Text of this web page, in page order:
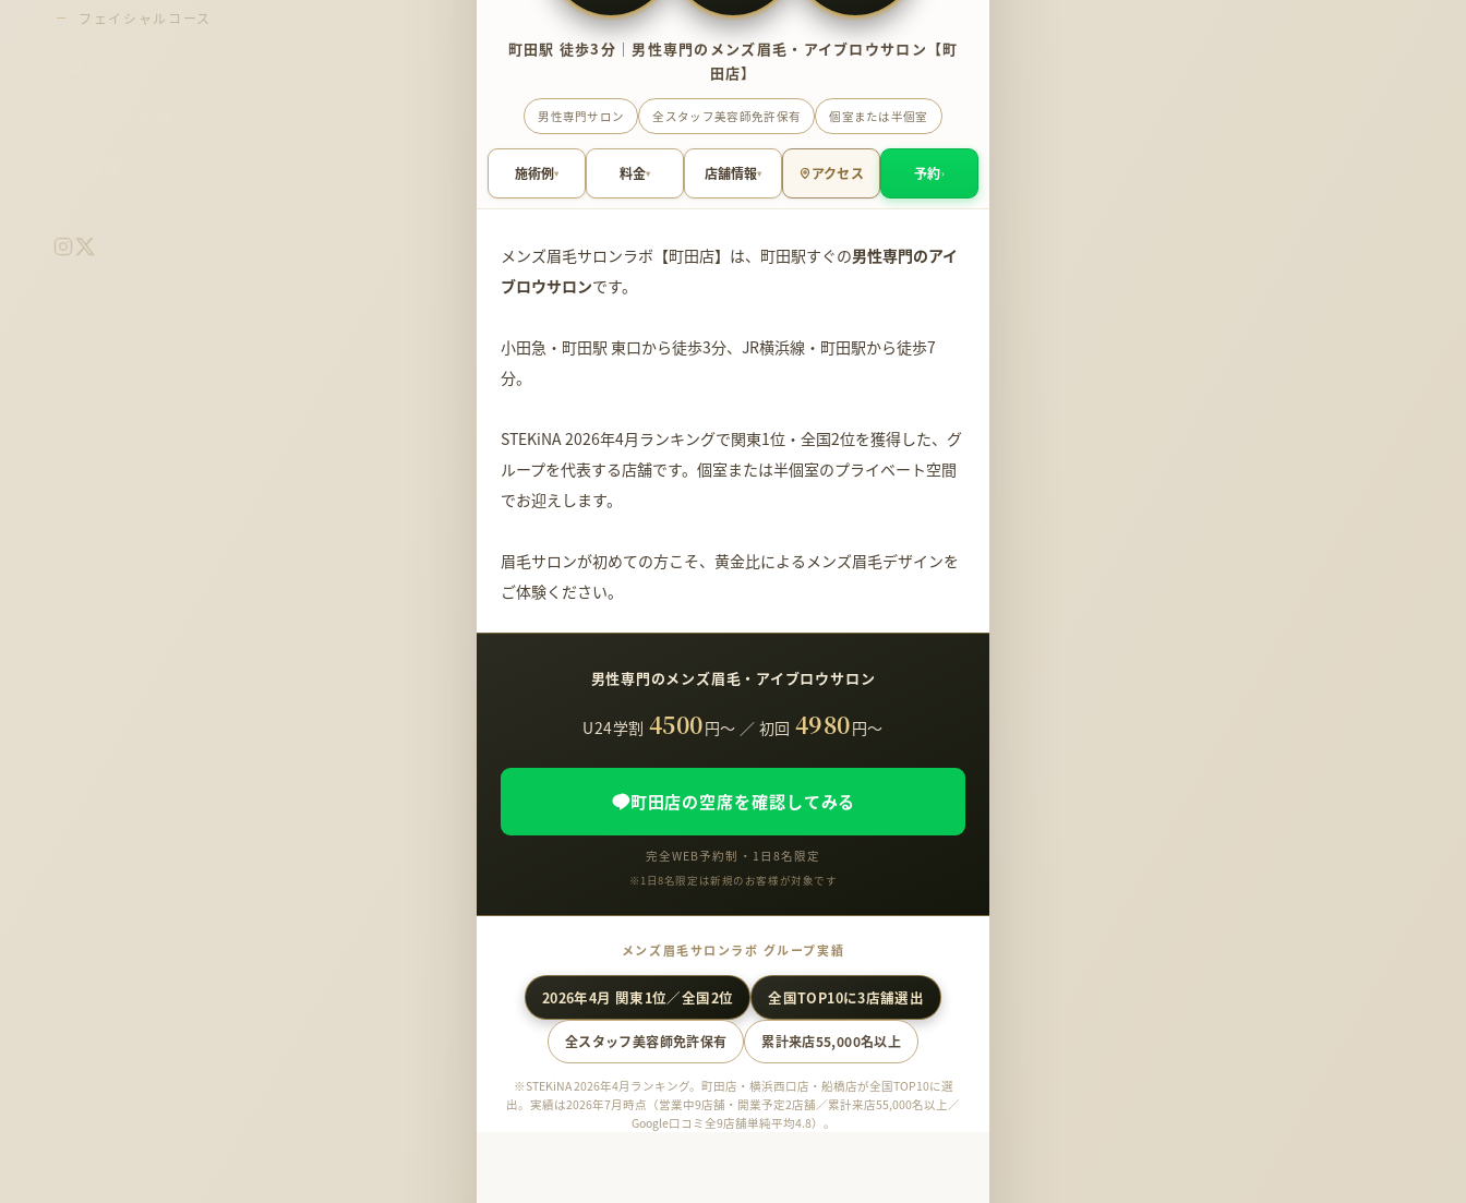
フェイシャルコース
町田駅 徒歩3分｜男性専門のメンズ眉毛・アイブロウサロン【町
田店】
男性専門サロン 全スタッフ美容師免許保有 個室または半個室
施術例▾ 料金▾ 店舗情報▾ アクセス 予約›
メンズ眉毛サロンラボ【町田店】は、町田駅すぐの男性専門のアイ
ブロウサロンです。
小田急・町田駅 東口から徒歩3分、JR横浜線・町田駅から徒歩7
分。
STEKiNA 2026年4月ランキングで関東1位・全国2位を獲得した、グ
ループを代表する店舗です。個室または半個室のプライベート空間
でお迎えします。
眉毛サロンが初めての方こそ、黄金比によるメンズ眉毛デザインを
ご体験ください。
男性専門のメンズ眉毛・アイブロウサロン
U24学割 4500円〜 ／ 初回 4980円〜
町田店の空席を確認してみる
完全WEB予約制・1日8名限定
※1日8名限定は新規のお客様が対象です
メンズ眉毛サロンラボ グループ実績
2026年4月 関東1位／全国2位 全国TOP10に3店舗選出
全スタッフ美容師免許保有 累計来店55,000名以上
※STEKiNA 2026年4月ランキング。町田店・横浜西口店・船橋店が全国TOP10に選
出。実績は2026年7月時点（営業中9店舗・開業予定2店舗／累計来店55,000名以上／
Google口コミ全9店舗単純平均4.8）。